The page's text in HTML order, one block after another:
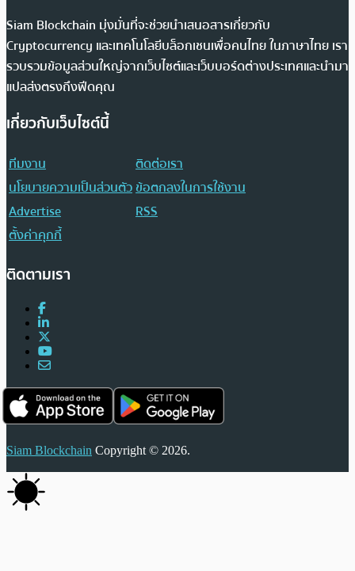
Siam Blockchain มุ่งมั่นที่จะช่วยนำเสนอสารเกี่ยวกับ
Cryptocurrency และเทคโนโลยีบล็อกเชนเพื่อคนไทย ในภาษาไทย เรา
รวบรวมข้อมูลส่วนใหญ่จากเว็บไซต์และเว็บบอร์ดต่างประเทศและนำมา
แปลส่งตรงถึงฟีดคุณ
เกี่ยวกับเว็บไซต์นี้
ทีมงาน
ติดต่อเรา
นโยบายความเป็นส่วนตัวข้อตกลงในการใช้งาน
Advertise
RSS
ตั้งค่าคุกกี้
ติดตามเรา
Siam Blockchain Copyright © 2026.